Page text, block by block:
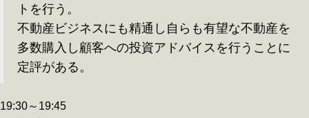
トを行う。
不動産ビジネスにも精通し自らも有望な不動産を
多数購入し顧客への投資アドバイスを行うことに
定評がある。
19:30～19:45